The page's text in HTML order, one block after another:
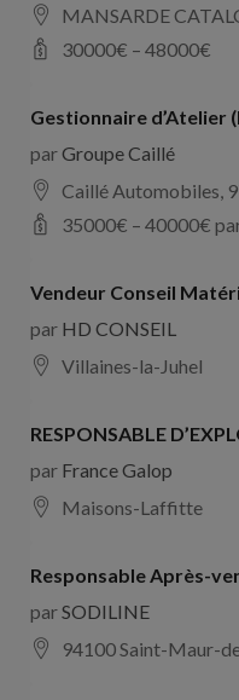
MANSARDE
30000€ – 48000€
Gestionnaire d’Atelier
parGroupe Caillé
Caillé Automobiles,
35000€ – 40000€
Vendeur Conseil
par HD CONSEIL
Villaines-la-Juhel
RESPONSABLE
par France Galop
Maisons-Laffitte
Responsable Après-
parSODILINE
94100 Saint-Maur-